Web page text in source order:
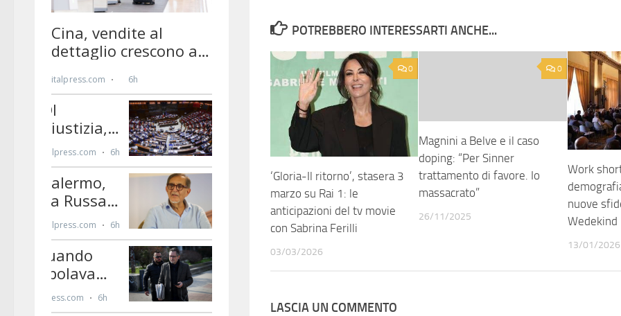
POTREBBERO INTERESSARTI ANCHE...
0
‘Gloria-Il ritorno’, stasera 3
marzo su Rai 1: le
anticipazioni del tv movie
con Sabrina Ferilli
03/03/2026
0
Magnini a Belve e il caso
doping: “Per Sinner
trattamento di favore. Io
massacrato”
26/11/2025
Work
nuove
Wedekind
13/01/2026
LASCIA UN COMMENTO